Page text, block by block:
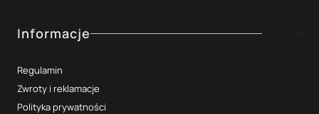
Informacje
Regulamin
Zwroty i reklamacje
Polityka prywatności